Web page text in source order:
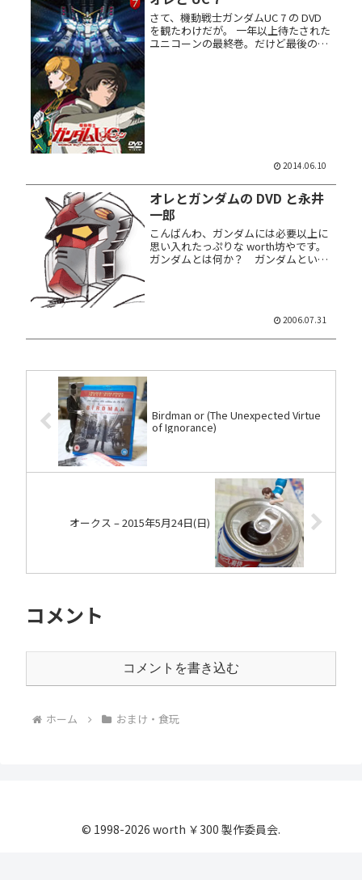
さて、機動戦士ガンダムUC 7 の DVD
を観たわけだが。 一年以上待たされた
ユニコーンの最終巻。だけど最後の方
2014.06.10
オレとガンダムの DVD と永井
一郎
こんばんわ、ガンダムには必要以上に
思い入れたっぷりな worth坊やです。
ガンダムとは何か？ ガンダムといっ
2006.07.31
Birdman or (The Unexpected Virtue
of Ignorance)
オークス – 2015年5月24日(日)
コメント
コメントを書き込む
ホーム おまけ・食玩
© 1998-2026 worth ￥300 製作委員会.